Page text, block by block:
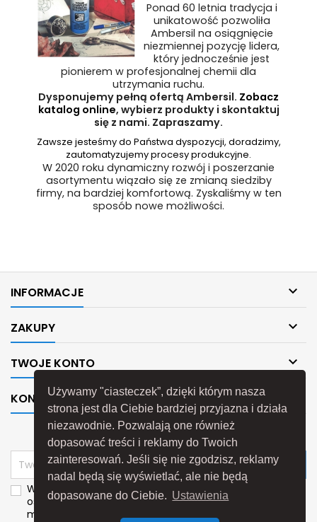
Używamy "ciasteczek”, dzięki którym nasza
strona jest dla Ciebie bardziej przyjazna i działa
niezawodnie. Pozwalają one również
dopasować treści i reklamy do Twoich
zainteresowań. Jeśli się nie zgodzisz, reklamy
nadal będą się wyświetlać, ale nie będą
dopasowane do Ciebie. Ustawienia
Ponad 60 letnia tradycja i
unikatowość pozwoliła
Ambersil na osiągnięcie
niezmiennej pozycję lidera,
który jednocześnie jest
pionierem w profesjonalnej chemii dla
utrzymania ruchu.
Dysponujemy pełną ofertą Ambersil. Zobacz
katalog online, wybierz produkty i skontaktuj
się z nami. Zapraszamy.
Zawsze jesteśmy do Państwa dyspozycji, doradzimy,
zautomatyzujemy procesy produkcyjne.
W 2020 roku dynamiczny rozwój i poszerzanie
asortymentu wiązało się ze zmianą siedziby
firmy, na bardziej komfortową. Zyskaliśmy w ten
sposób nowe możliwości.
INFORMACJE 
ZAKUPY 
TWOJE KONTO 
KONTAKT
NEWSLETTER
Wyrażam zgodę na przetwarzanie moich danych
osobowych przez P.H.U."Poltech"w celach
marketingu bezpośredniego dotyczącego własnych